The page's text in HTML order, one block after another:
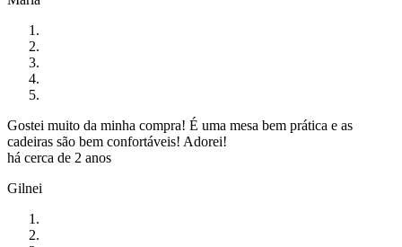
Gostei muito da minha compra! É uma mesa bem prática e as
cadeiras são bem confortáveis! Adorei!
há cerca de 2 anos
Gilnei